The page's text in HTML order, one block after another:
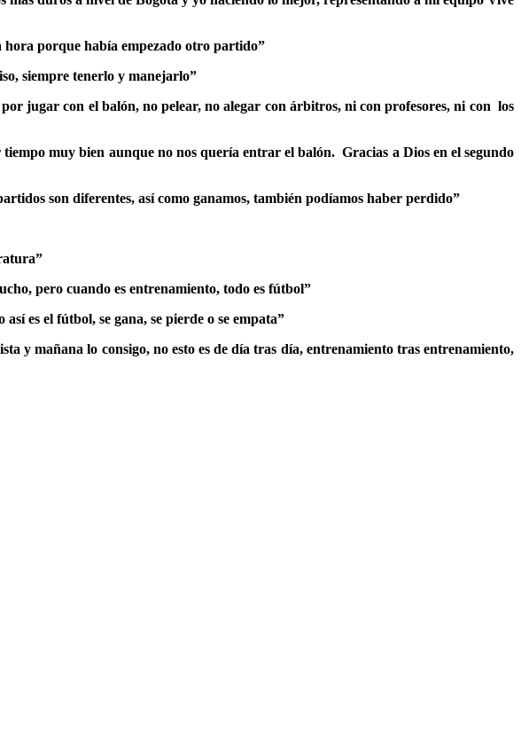
porque había empezado otro partido”
siempre tenerlo y manejarlo”
jugar con el balón, no pelear, no alegar con árbitros, ni con profesores, ni con los
muy bien aunque no nos quería entrar el balón. Gracias a Dios en el segundo
son diferentes, así como ganamos, también podíamos haber perdido”
pero cuando es entrenamiento, todo es fútbol”
es el fútbol, se gana, se pierde o se empata”
y mañana lo consigo, no esto es de día tras día, entrenamiento tras entrenamiento,